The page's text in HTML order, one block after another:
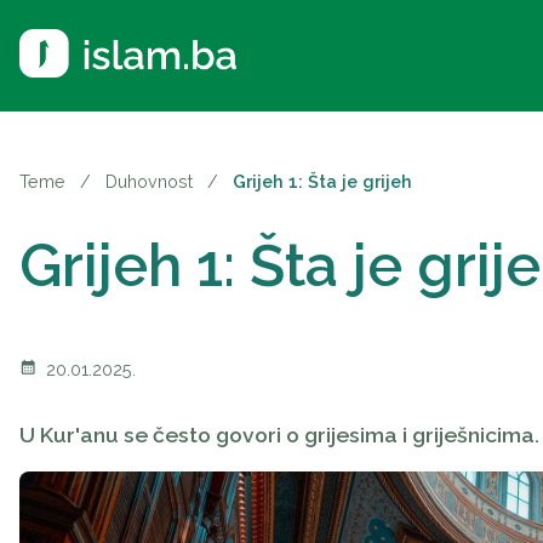
Teme / Duhovnost / Grijeh 1: Šta je grijeh
Grijeh 1: Šta je
calendar_month 20.01.2025.
U Kur'anu se često govori o grijesima i griješnicima.